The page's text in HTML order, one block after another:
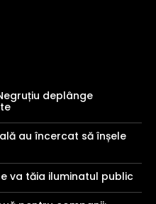
deplânge
au încercat să înșele
va tăia iluminatul public